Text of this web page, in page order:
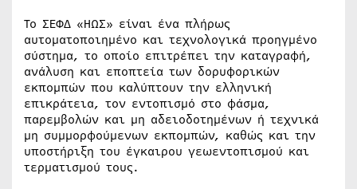
Το ΣΕΦΔ «ΗΩΣ» είναι ένα πλήρως
αυτοματοποιημένο και τεχνολογικά προηγμένο
σύστημα, το οποίο επιτρέπει την καταγραφή,
ανάλυση και εποπτεία των δορυφορικών
εκπομπών που καλύπτουν την ελληνική
επικράτεια, τον εντοπισμό στο φάσμα,
παρεμβολών και μη αδειοδοτημένων ή τεχνικά
μη συμμορφούμενων εκπομπών, καθώς και την
υποστήριξη του έγκαιρου γεωεντοπισμού και
τερματισμού τους.